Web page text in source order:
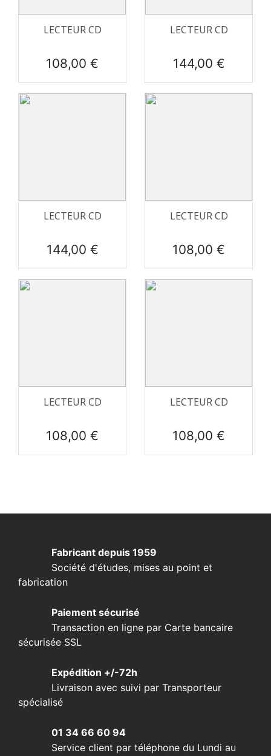
LECTEUR CD
Prix
108,00 €
LECTEUR CD
Prix
144,00 €
LECTEUR CD
Prix
144,00 €
LECTEUR CD
Prix
108,00 €
LECTEUR CD
Prix
108,00 €
LECTEUR CD
Prix
108,00 €
Fabricant depuis 1959
Société d'études, mises au point et
fabrication
Paiement sécurisé
Transaction en ligne par Carte bancaire
sécurisée SSL
Expédition +/-72h
Livraison avec suivi par Transporteur
spécialisé
01 34 66 60 94
Service client par téléphone du Lundi au